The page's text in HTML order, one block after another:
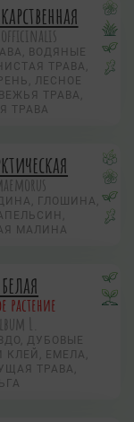
ВОДЯНЫЕ
ТРАВА,
ЛЕСНОЕ
ТРАВА,
ТРАВА
ГЛОШИНА,
МАЛИНА
растение
L.
ДУБОВЫЕ
ЕМЕЛА,
ТРАВА,